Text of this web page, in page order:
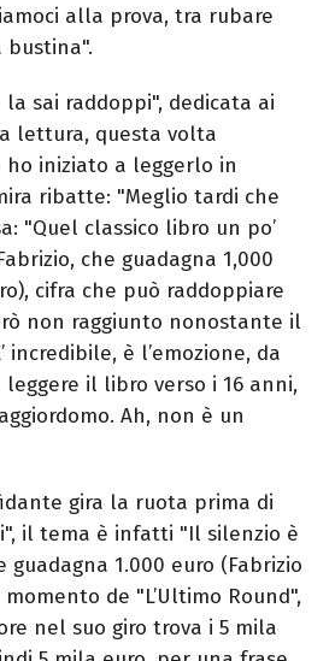
alla prova, tra rubare
sai raddoppi", dedicata ai
lettura, questa volta
ho iniziato a leggerlo in
ribatte: "Meglio tardi che
"Quel classico libro un po’
che guadagna 1,000
cifra che può raddoppiare
non raggiunto nonostante il
incredibile, è l’emozione, da
il libro verso i 16 anni,
Ah, non è un
gira la ruota prima di
il tema è infatti "Il silenzio è
guadagna 1.000 euro (Fabrizio
de "L’Ultimo Round",
nel suo giro trova i 5 mila